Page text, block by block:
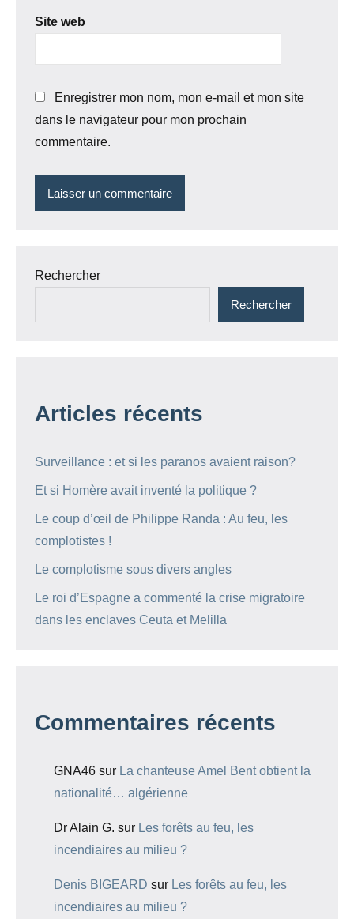
Site web
Enregistrer mon nom, mon e-mail et mon site
dans le navigateur pour mon prochain
commentaire.
Rechercher
Rechercher
Articles récents
Surveillance : et si les paranos avaient raison?
Et si Homère avait inventé la politique ?
Le coup d’œil de Philippe Randa : Au feu, les
complotistes !
Le complotisme sous divers angles
Le roi d’Espagne a commenté la crise migratoire
dans les enclaves Ceuta et Melilla
Commentaires récents
GNA46 sur La chanteuse Amel Bent obtient la
nationalité… algérienne
Dr Alain G. sur Les forêts au feu, les
incendiaires au milieu ?
Denis BIGEARD sur Les forêts au feu, les
incendiaires au milieu ?